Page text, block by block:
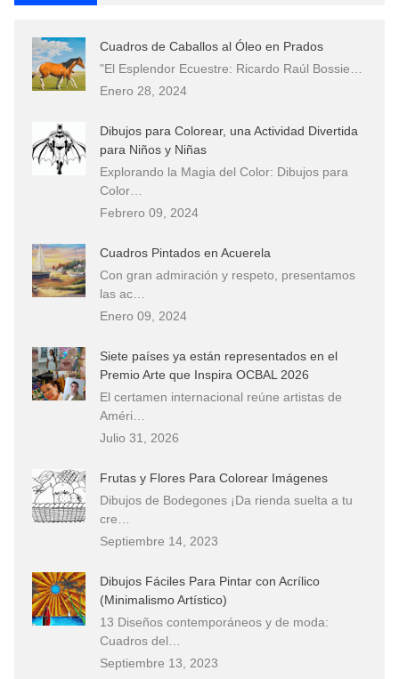
Cuadros de Caballos al Óleo en Prados
"El Esplendor Ecuestre: Ricardo Raúl Bossie…
Enero 28, 2024
Dibujos para Colorear, una Actividad Divertida
para Niños y Niñas
Explorando la Magia del Color: Dibujos para
Color…
Febrero 09, 2024
Cuadros Pintados en Acuerela
Con gran admiración y respeto, presentamos
las ac…
Enero 09, 2024
Siete países ya están representados en el
Premio Arte que Inspira OCBAL 2026
El certamen internacional reúne artistas de
Améri…
Julio 31, 2026
Frutas y Flores Para Colorear Imágenes
Dibujos de Bodegones ¡Da rienda suelta a tu
cre…
Septiembre 14, 2023
Dibujos Fáciles Para Pintar con Acrílico
(Minimalismo Artístico)
13 Diseños contemporáneos y de moda:
Cuadros del…
Septiembre 13, 2023